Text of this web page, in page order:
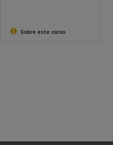
Sobre este curso